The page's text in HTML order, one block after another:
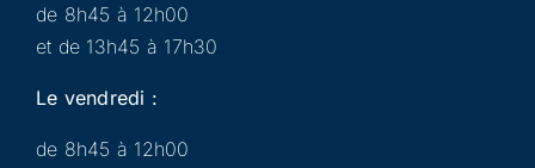
de 8h45 à 12h00
et de 13h45 à 17h30
Le vendredi :
de 8h45 à 12h00